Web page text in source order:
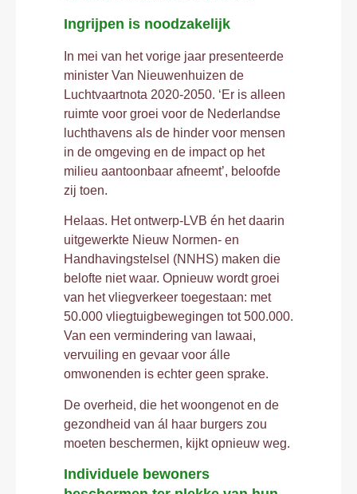
Ingrijpen is noodzakelijk
In mei van het vorige jaar presenteerde
minister Van Nieuwenhuizen de
Luchtvaartnota 2020-2050. ‘Er is alleen
ruimte voor groei voor de Nederlandse
luchthavens als de hinder voor mensen
in de omgeving en de impact op het
milieu aantoonbaar afneemt’, beloofde
zij toen.
Helaas. Het ontwerp-LVB én het daarin
uitgewerkte Nieuw Normen- en
Handhavingstelsel (NNHS) maken die
belofte niet waar. Opnieuw wordt groei
van het vliegverkeer toegestaan: met
50.000 vliegtuigbewegingen tot 500.000.
Van een vermindering van lawaai,
vervuiling en gevaar voor álle
omwonenden is echter geen sprake.
De overheid, die het woongenot en de
gezondheid van ál haar burgers zou
moeten beschermen, kijkt opnieuw weg.
Individuele bewoners